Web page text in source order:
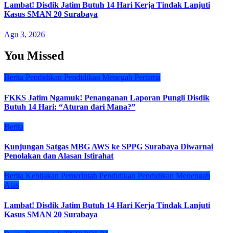
Lambat! Disdik Jatim Butuh 14 Hari Kerja Tindak Lanjuti
Kasus SMAN 20 Surabaya
Agu 3, 2026
You Missed
Berita Pendidikan Pendidikan Menegah Pertama
FKKS Jatim Ngamuk! Penanganan Laporan Pungli Disdik
Butuh 14 Hari: “Aturan dari Mana?”
Berita
Kunjungan Satgas MBG AWS ke SPPG Surabaya Diwarnai
Penolakan dan Alasan Istirahat
Berita Kebijakan Pemerintah Pendidikan Pendidikan Menengah
Atas
Lambat! Disdik Jatim Butuh 14 Hari Kerja Tindak Lanjuti
Kasus SMAN 20 Surabaya